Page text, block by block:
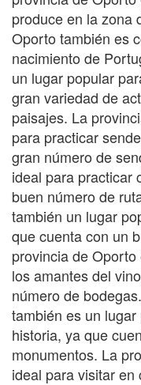
produce en la zona
Oporto también es
nacimiento de
un lugar popular
gran variedad de
paisajes. La
para practicar
gran número de
ideal para practicar
buen número de
también un lugar
que cuenta con un
provincia de
los amantes del
número de
también es un
historia, ya que
monumentos. La
ideal para visitar